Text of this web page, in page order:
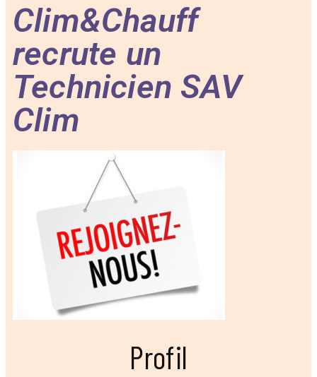
Clim&Chauff
recrute un
Technicien SAV
Clim
Profil